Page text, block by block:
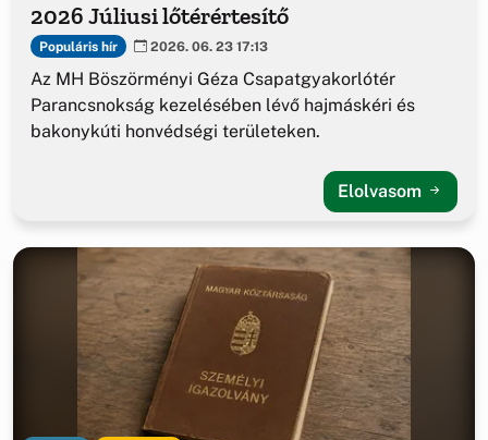
2026 Júliusi lőtérértesítő
Populáris hír 2026. 06. 23 17:13
Az MH Böszörményi Géza Csapatgyakorlótér
Parancsnokság kezelésében lévő hajmáskéri és
bakonykúti honvédségi területeken.
Elolvasom